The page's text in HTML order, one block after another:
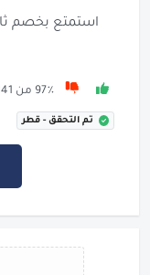
97٪ من 141 يوصون بها
تم التحقق - قطر